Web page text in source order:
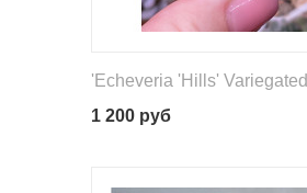
'Echeveria 'Hills' Variegated
1 200 руб